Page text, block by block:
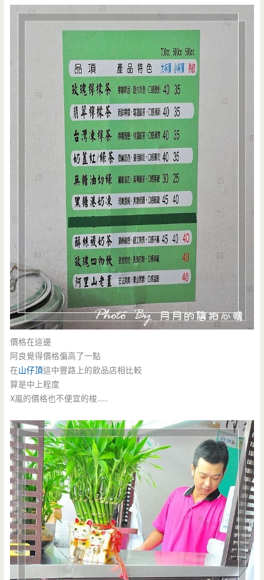
價格在這邊
阿良覺得價格偏高了一點
在山仔頂這中豐路上的飲品店相比較
算是中上程度
X嵐的價格也不便宜的梭……